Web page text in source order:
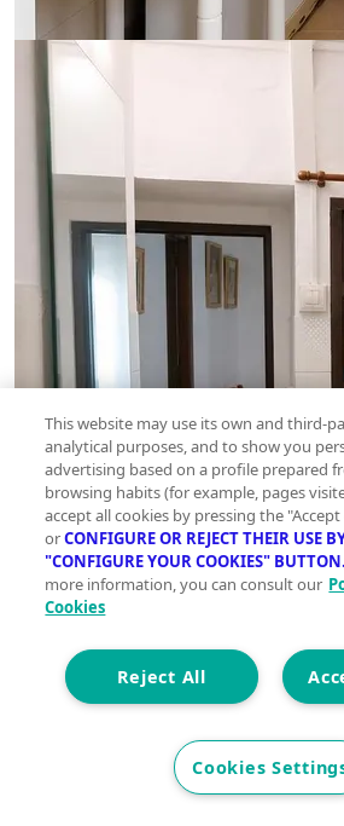
This website may use its own and third-
analytical purposes, and to show you
advertising based on a profile prepared
browsing habits (for example, pages
accept all cookies by pressing the
orCONFIGURE OR REJECT THEIR USE
"CONFIGURE YOUR COOKIES" BUTTON.
more information, you can consult our
Cookies
Reject All
Cookies